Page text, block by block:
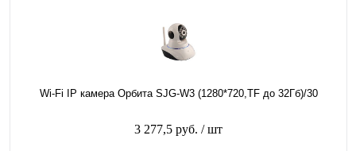
Wi-Fi IP камера Орбита SJG-W3 (1280*720,TF до 32Гб)/30
3 277,5 руб. / шт